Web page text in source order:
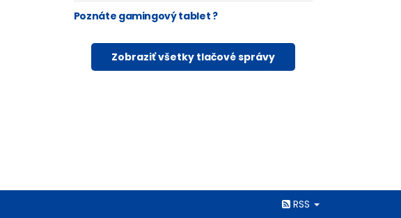
Poznáte gamingový tablet ?
Zobraziť všetky tlačové správy
RSS